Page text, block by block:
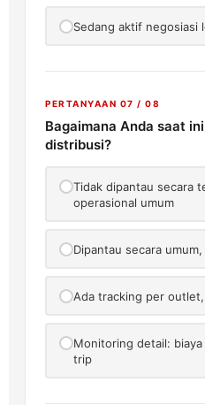
Sedang aktif negosiasi
PERTANYAAN 07 / 08
Bagaimana Anda saat
distribusi?
Tidak dipantau secara
operasional umum
Dipantau secara
Ada tracking per
Monitoring detail:
trip